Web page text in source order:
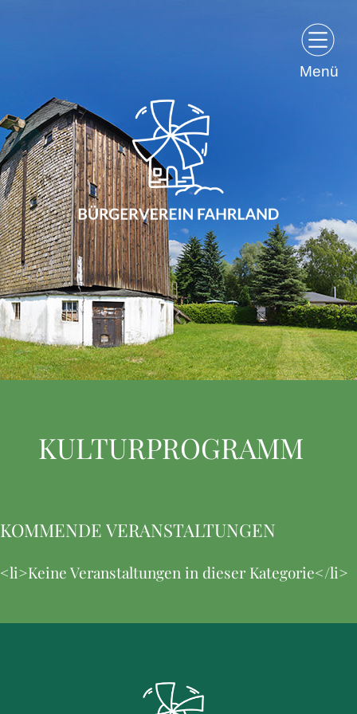
Bürgerverein Fahrland und Umgebung
Menü
KULTURPROGRAMM
KOMMENDE VERANSTALTUNGEN
<li>Keine Veranstaltungen in dieser Kategorie</li>